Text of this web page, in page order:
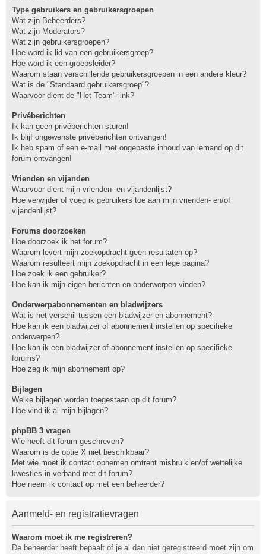
Type gebruikers en gebruikersgroepen
Wat zijn Beheerders?
Wat zijn Moderators?
Wat zijn gebruikersgroepen?
Hoe word ik lid van een gebruikersgroep?
Hoe word ik een groepsleider?
Waarom staan verschillende gebruikersgroepen in een andere kleur?
Wat is de "Standaard gebruikersgroep"?
Waarvoor dient de "Het Team"-link?
Privéberichten
Ik kan geen privéberichten sturen!
Ik blijf ongewenste privéberichten ontvangen!
Ik heb spam of een e-mail met ongepaste inhoud van iemand op dit
forum ontvangen!
Vrienden en vijanden
Waarvoor dient mijn vrienden- en vijandenlijst?
Hoe verwijder of voeg ik gebruikers toe aan mijn vrienden- en/of
vijandenlijst?
Forums doorzoeken
Hoe doorzoek ik het forum?
Waarom levert mijn zoekopdracht geen resultaten op?
Waarom resulteert mijn zoekopdracht in een lege pagina?
Hoe zoek ik een gebruiker?
Hoe kan ik mijn eigen berichten en onderwerpen vinden?
Onderwerpabonnementen en bladwijzers
Wat is het verschil tussen een bladwijzer en abonnement?
Hoe kan ik een bladwijzer of abonnement instellen op specifieke
onderwerpen?
Hoe kan ik een bladwijzer of abonnement instellen op specifieke
forums?
Hoe zeg ik mijn abonnement op?
Bijlagen
Welke bijlagen worden toegestaan op dit forum?
Hoe vind ik al mijn bijlagen?
phpBB 3 vragen
Wie heeft dit forum geschreven?
Waarom is de optie X niet beschikbaar?
Met wie moet ik contact opnemen omtrent misbruik en/of wettelijke
kwesties in verband met dit forum?
Hoe neem ik contact op met een beheerder?
Aanmeld- en registratievragen
Waarom moet ik me registreren?
De beheerder heeft bepaalt of je al dan niet geregistreerd moet zijn om